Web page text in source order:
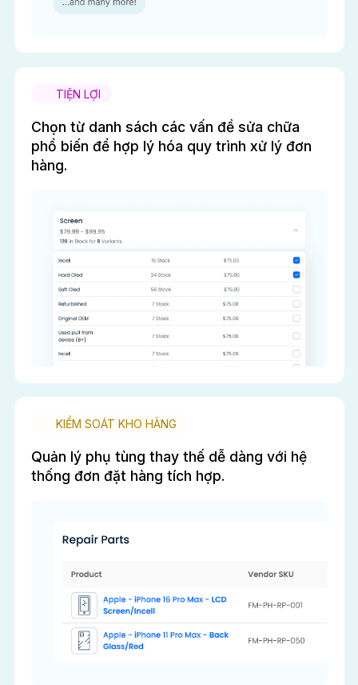
TIỆN LỢI
Chọn từ danh sách các vấn đề sửa chữa
phổ biến để hợp lý hóa quy trình xử lý đơn
hàng.
KIỂM SOÁT KHO HÀNG
Quản lý phụ tùng thay thế dễ dàng với hệ
thống đơn đặt hàng tích hợp.